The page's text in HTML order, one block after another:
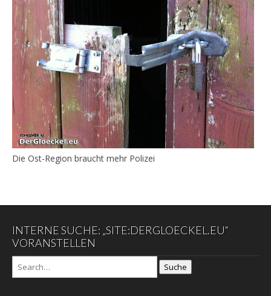
Die Ost-Region braucht mehr Polizei
INTERNE SUCHE: „SITE:DERGLOECKEL.EU“
VORANSTELLEN
Suche